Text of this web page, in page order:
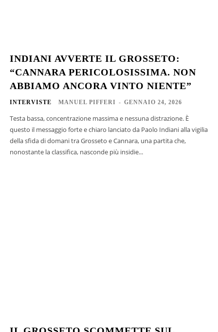
INDIANI AVVERTE IL GROSSETO:
“CANNARA PERICOLOSISSIMA. NON
ABBIAMO ANCORA VINTO NIENTE”
INTERVISTE MANUEL PIFFERI - GENNAIO 24, 2026
Testa bassa, concentrazione massima e nessuna distrazione. È
questo il messaggio forte e chiaro lanciato da Paolo Indiani alla vigilia
della sfida di domani tra Grosseto e Cannara, una partita che,
nonostante la classifica, nasconde più insidie...